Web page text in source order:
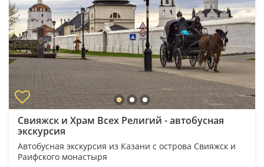
Свияжск и Храм Всех Религий - автобусная
экскурсия
Автобусная экскурсия из Казани с острова Свияжск и
Раифского монастыря